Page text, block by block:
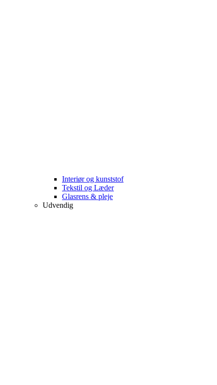
Interiør og kunststof
Tekstil og Læder
Glasrens & pleje
Udvendig